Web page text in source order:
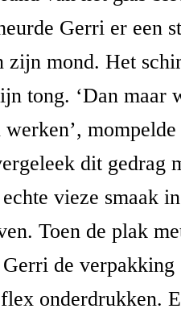
Gerri er een
zijn mond. Het
tong. ‘Dan maar
werken’,
dit gedrag
vieze smaak
Toen de plak
de
onderdrukken.